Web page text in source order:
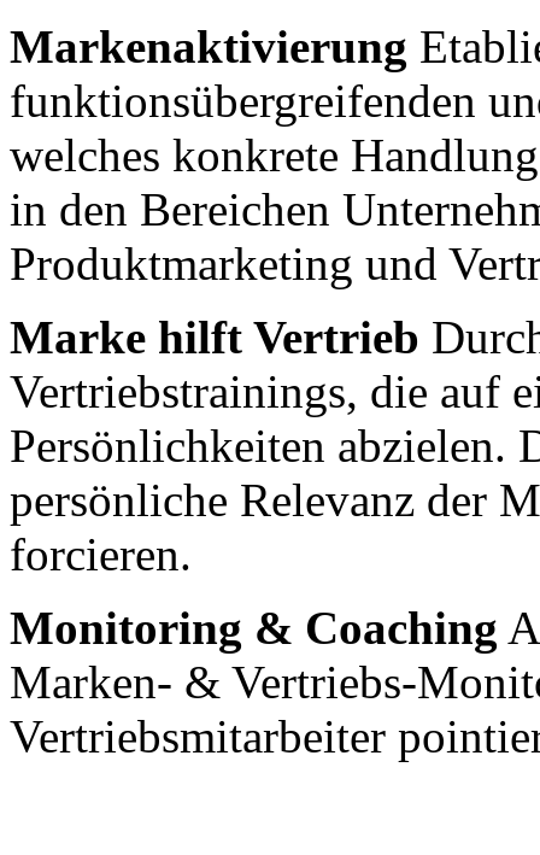
Markenaktivierung
funktionsübergreifenden
welches konkrete
in den Bereichen
Produktmarketing und
Marke hilft Vertrieb
Vertriebstrainings, die auf
Persönlichkeiten abzielen.
persönliche Relevanz der
forcieren.
Monitoring & Coaching
Marken- & Vertriebs-
Vertriebsmitarbeiter